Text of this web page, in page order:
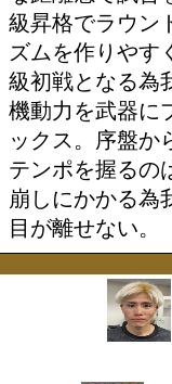
投票
山川は、ジ
げる基本に
しては警戒
A級昇格とな